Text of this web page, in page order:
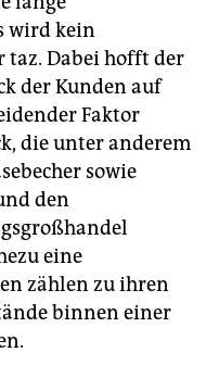
wird kein
taz. Dabei hofft der
der Kunden auf
Faktor
die unter anderem
sowie
den
eine
zählen zu ihren
binnen einer